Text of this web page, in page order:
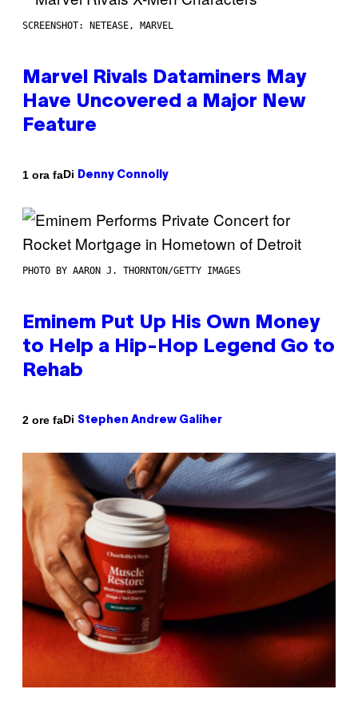
SCREENSHOT: NETEASE, MARVEL
Marvel Rivals Dataminers May
Have Uncovered a Major New
Feature
1 ora faDi Denny Connolly
PHOTO BY AARON J. THORNTON/GETTY IMAGES
Eminem Put Up His Own Money
to Help a Hip-Hop Legend Go to
Rehab
2 ore faDi Stephen Andrew Galiher